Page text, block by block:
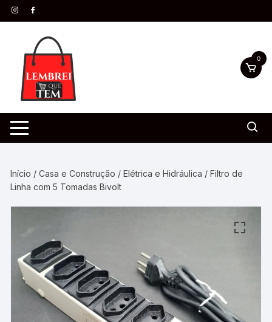
0
Início /Casa e Construção /Elétrica e Hidráulica / Filtro de
Linha com 5 Tomadas Bivolt